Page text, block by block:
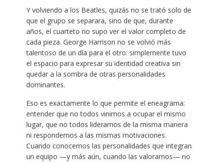
Y volviendo a los Beatles, quizás no se trató solo de
que el grupo se separara, sino de que, durante
años, el cuarteto no supo ver el valor completo de
cada pieza. George Harrison no se volvió más
talentoso de un día para el otro: simplemente tuvo
el espacio para expresar su identidad creativa sin
quedar a la sombra de otras personalidades
dominantes.
Eso es exactamente lo que permite el eneagrama:
entender que no todos vinimos a ocupar el mismo
lugar, que no todos lideramos de la misma manera
ni respondemos a las mismas motivaciones.
Cuando conocemos las personalidades que integran
un equipo —y más aún, cuando las valoramos— no